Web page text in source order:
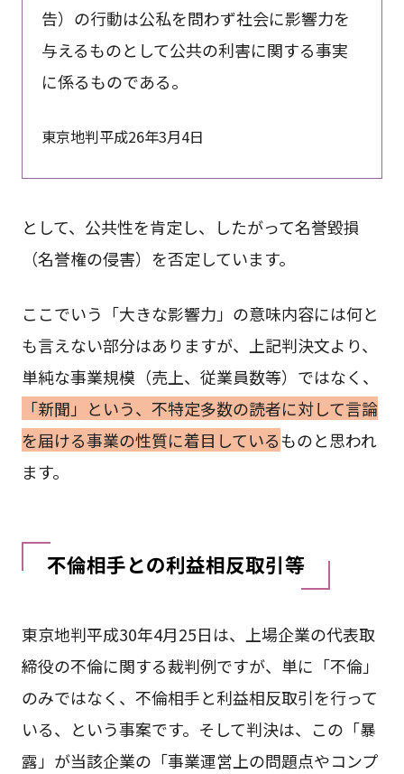
告）の行動は公私を問わず社会に影響力を
与えるものとして公共の利害に関する事実
に係るものである。
東京地判平成26年3月4日
として、公共性を肯定し、したがって名誉毀損
（名誉権の侵害）を否定しています。
ここでいう「大きな影響力」の意味内容には何と
も言えない部分はありますが、上記判決文より、
単純な事業規模（売上、従業員数等）ではなく、
「新聞」という、不特定多数の読者に対して言論
を届ける事業の性質に着目しているものと思われ
ます。
不倫相手との利益相反取引等
東京地判平成30年4月25日は、上場企業の代表取
締役の不倫に関する裁判例ですが、単に「不倫」
のみではなく、不倫相手と利益相反取引を行って
いる、という事案です。そして判決は、この「暴
露」が当該企業の「事業運営上の問題点やコンプ